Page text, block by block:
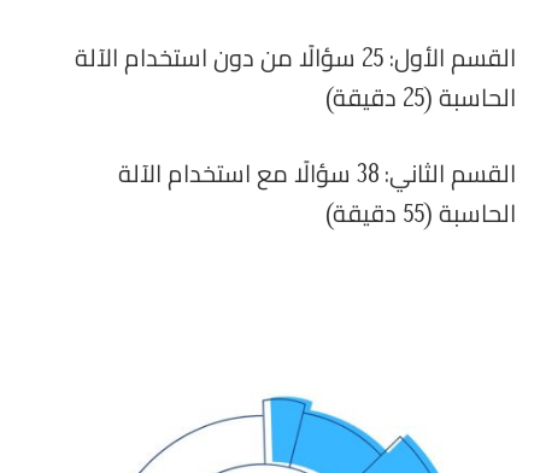
الحاسبة (25 دقيقة)
الحاسبة (55 دقيقة)